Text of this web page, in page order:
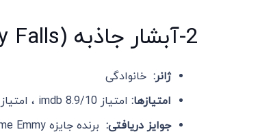
2-آبشار جاذبه (Gravity Falls)
ژانر: خانوادگی
امتیازها: امتیاز imdb 8.9/10 ، امتیاز گوگل 96% و امتیاز : 100% Rotten Tomatoes
جوایز دریافتی: برنده جایزه Primetime Emmy در سال های 2014 و 2015